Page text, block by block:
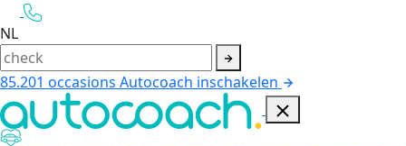
NL
85.201 occasions Autocoach inschakelen